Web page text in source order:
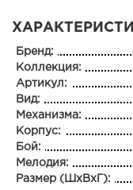
Бренд:
Коллекция:
Артикул:
Вид:
Механизма:
Корпус:
Бой:
Мелодия:
Размер (ШхВхГ):